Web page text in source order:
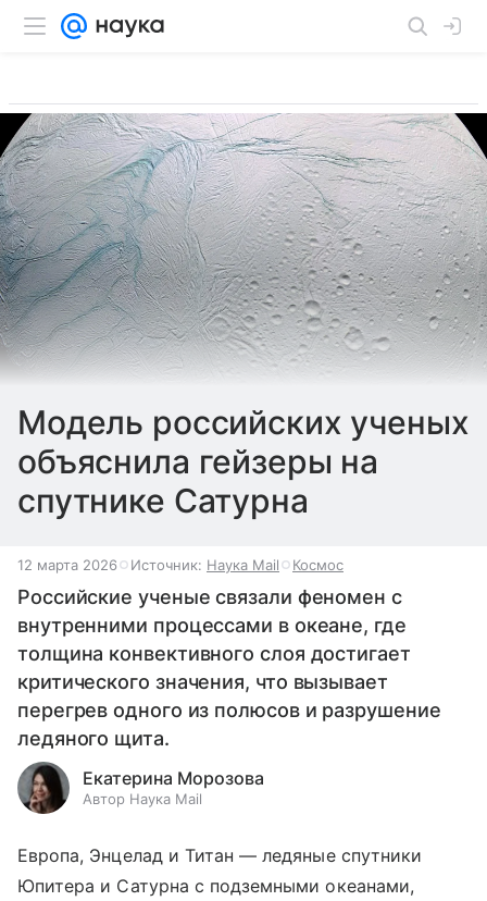
Модель российских ученых
объяснила гейзеры на
спутнике Сатурна
12 марта 2026 Источник: Наука Mail Космос
Российские ученые связали феномен с
внутренними процессами в океане, где
толщина конвективного слоя достигает
критического значения, что вызывает
перегрев одного из полюсов и разрушение
ледяного щита.
Екатерина Морозова
Автор Наука Mail
Европа, Энцелад и Титан — ледяные спутники
Юпитера и Сатурна с подземными океанами,